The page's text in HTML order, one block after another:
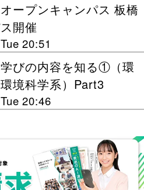
ープンキャンパス 板橋
開催
20:51
びの内容を知る①（環
境科学系）Part3
20:46